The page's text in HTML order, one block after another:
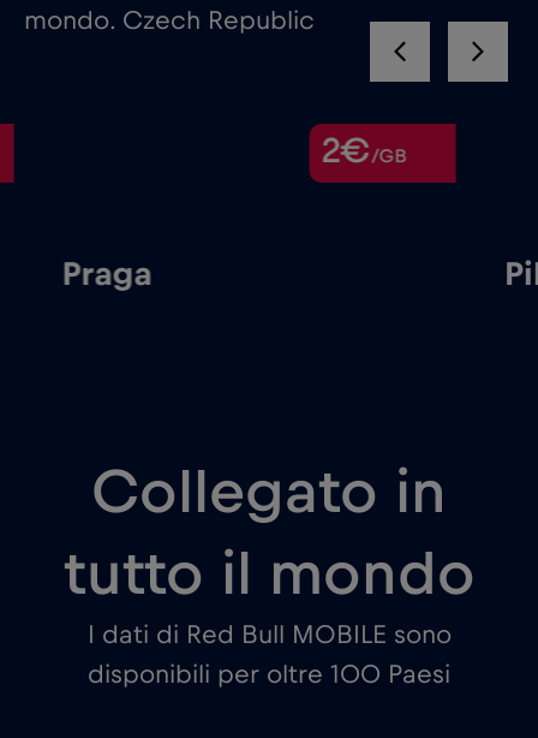
mondo. Czech Republic
2€/GB
Pilsen
Collegato in
tutto il mondo
I dati di Red Bull MOBILE sono
disponibili per oltre 100 Paesi